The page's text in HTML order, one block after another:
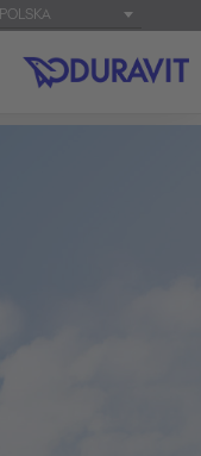
POLSKA